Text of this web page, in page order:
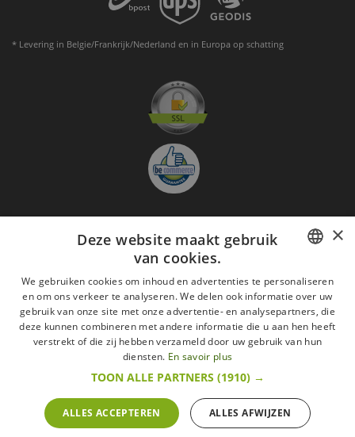
* Levering in Belgie/Frankrijk/Nederland en in Europa op schatting
Aanmelden nieuwsbrief
GO
Ik ga akkoord metde Wettelijke vermeldingen
Alle merken
Algemene verkoopsvoorwaarden
Wettelijke vermeldingen
withdrawal rights
Veelgestelde vragen
Alle rechten voorbehouden ©2015 Les Secrets du Chef/Alle prijzen op deze website
zijn met alle belastingen inbegrepen.
De Belgische wetgeving van 6 april 2010 geeft de consument het recht om binnen 14
werkdagen op een aankoop terug te komen.
FRENCH
ENGLISH
×
Deze website maakt gebruik
van cookies.
We gebruiken cookies om inhoud en advertenties te personaliseren
en om ons verkeer te analyseren. We delen ook informatie over uw
gebruik van onze site met onze advertentie- en analysepartners, die
deze kunnen combineren met andere informatie die u aan hen heeft
verstrekt of die zij hebben verzameld door uw gebruik van hun
diensten. En savoir plus
TOON ALLE PARTNERS (1910) →
ALLES ACCEPTEREN ALLES AFWIJZEN